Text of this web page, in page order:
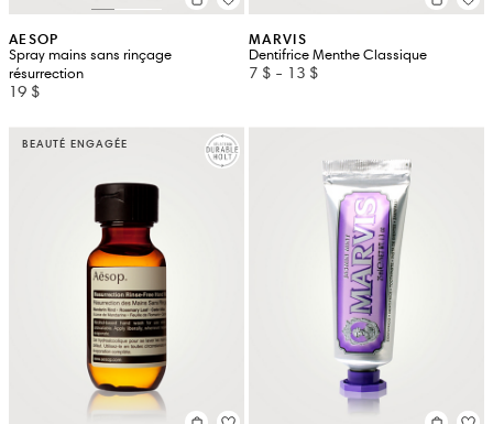
AESOP
Spray mains sans rinçage
résurrection
19 $
MARVIS
Dentifrice Menthe Classique
7 $ - 13 $
BEAUTÉ ENGAGÉE